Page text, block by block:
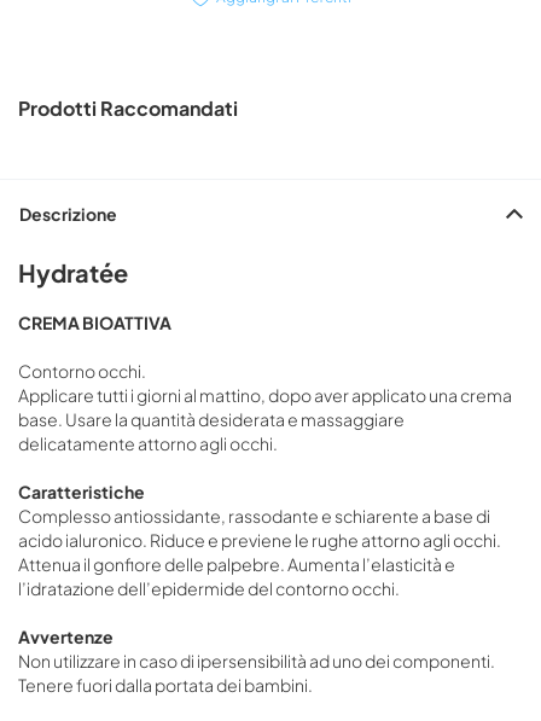
Prodotti Raccomandati
Descrizione
Hydratée
CREMA BIOATTIVA
Contorno occhi.
Applicare tutti i giorni al mattino, dopo aver applicato una crema
base. Usare la quantità desiderata e massaggiare
delicatamente attorno agli occhi.
Caratteristiche
Complesso antiossidante, rassodante e schiarente a base di
acido ialuronico. Riduce e previene le rughe attorno agli occhi.
Attenua il gonfiore delle palpebre. Aumenta l’elasticità e
l’idratazione dell’epidermide del contorno occhi.
Avvertenze
Non utilizzare in caso di ipersensibilità ad uno dei componenti.
Tenere fuori dalla portata dei bambini.